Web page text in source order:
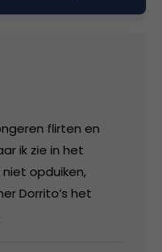
flirten en
ik zie in het
opduiken,
Dorrito’s het